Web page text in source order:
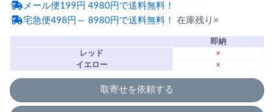
メール便199円 4980円で送料無料！
宅急便498円～ 8980円で送料無料！ 在庫残り×
即納
レッド
×
イエロー
×
取寄せを依頼する